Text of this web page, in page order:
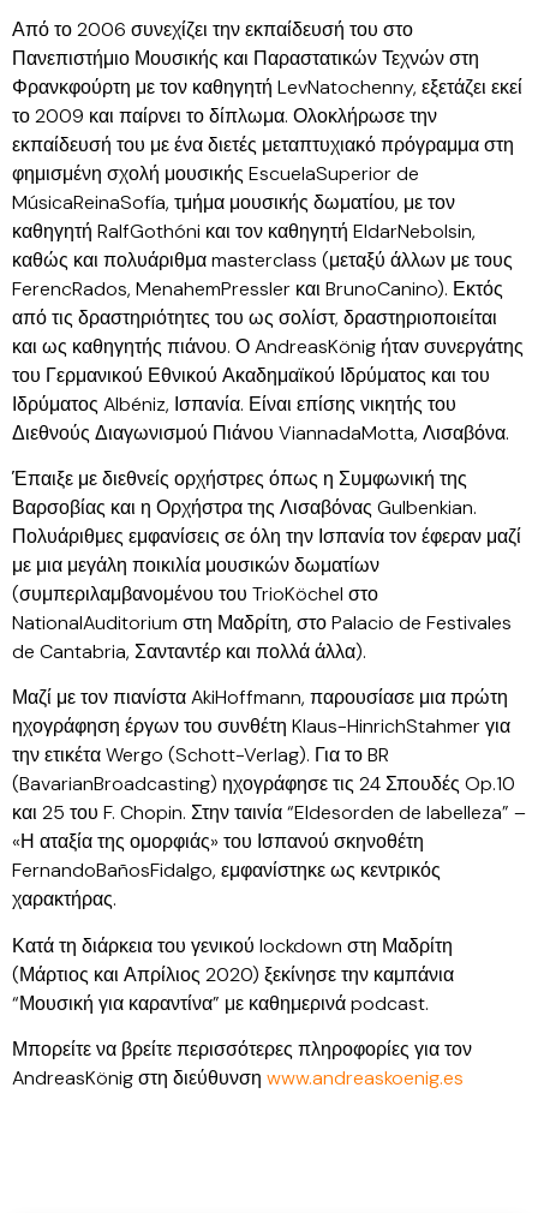
Από το 2006 συνεχίζει την εκπαίδευσή του στο
Πανεπιστήμιο Μουσικής και Παραστατικών Τεχνών στη
Φρανκφούρτη με τον καθηγητή LevNatochenny, εξετάζει εκεί
το 2009 και παίρνει το δίπλωμα. Ολοκλήρωσε την
εκπαίδευσή του με ένα διετές μεταπτυχιακό πρόγραμμα στη
φημισμένη σχολή μουσικής EscuelaSuperior de
MúsicaReinaSofía, τμήμα μουσικής δωματίου, με τον
καθηγητή RalfGothóni και τον καθηγητή EldarNebolsin,
καθώς και πολυάριθμα masterclass (μεταξύ άλλων με τους
FerencRados, MenahemPressler και BrunoCanino). Εκτός
από τις δραστηριότητες του ως σολίστ, δραστηριοποιείται
και ως καθηγητής πιάνου. Ο AndreasKönig ήταν συνεργάτης
του Γερμανικού Εθνικού Ακαδημαϊκού Ιδρύματος και του
Ιδρύματος Albéniz, Ισπανία. Είναι επίσης νικητής του
Διεθνούς Διαγωνισμού Πιάνου ViannadaMotta, Λισαβόνα.
Έπαιξε με διεθνείς ορχήστρες όπως η Συμφωνική της
Βαρσοβίας και η Ορχήστρα της Λισαβόνας Gulbenkian.
Πολυάριθμες εμφανίσεις σε όλη την Ισπανία τον έφεραν μαζί
με μια μεγάλη ποικιλία μουσικών δωματίων
(συμπεριλαμβανομένου του TrioKöchel στο
NationalAuditorium στη Μαδρίτη, στο Palacio de Festivales
de Cantabria, Σανταντέρ και πολλά άλλα).
Μαζί με τον πιανίστα AkiHoffmann, παρουσίασε μια πρώτη
ηχογράφηση έργων του συνθέτη Klaus-HinrichStahmer για
την ετικέτα Wergo (Schott-Verlag). Για το BR
(BavarianBroadcasting) ηχογράφησε τις 24 Σπουδές Op.10
και 25 του F. Chopin. Στην ταινία “Eldesorden de labelleza” –
«Η αταξία της ομορφιάς» του Ισπανού σκηνοθέτη
FernandoBañosFidalgo, εμφανίστηκε ως κεντρικός
χαρακτήρας.
Κατά τη διάρκεια του γενικού lockdown στη Μαδρίτη
(Μάρτιος και Απρίλιος 2020) ξεκίνησε την καμπάνια
“Μουσική για καραντίνα” με καθημερινά podcast.
Μπορείτε να βρείτε περισσότερες πληροφορίες για τον
AndreasKönig στη διεύθυνση www.andreaskoenig.es